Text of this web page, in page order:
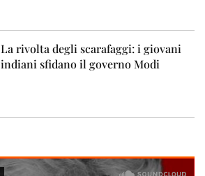
La rivolta degli scarafaggi: i giovani
indiani sfidano il governo Modi